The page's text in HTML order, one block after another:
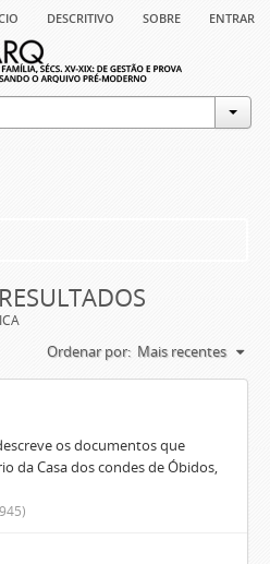
descritivo sobre entrar
Ordenar por: Mais recentes
os documentos que
da Casa dos condes de Óbidos,